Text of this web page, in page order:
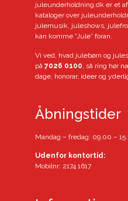
juleunderholdning.dk er et
kataloger over
julemusik, juleshows,
kan komme “Jule” foran.
Vi ved, hvad julebørn og
på 7026 0100 , så ring hør
dage, honorar, ideer og
Åbningstider
Mandag – fredag: 09.00 –
Udenfor kontortid:
Mobilnr: 2174 1617